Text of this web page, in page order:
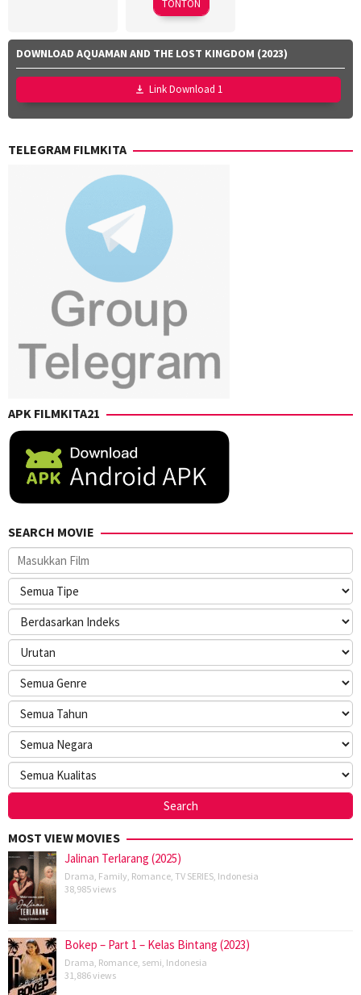
Hollynov
Mutia
Effendi,
Nurul
Ravika
TONTON
DOWNLOAD AQUAMAN AND THE LOST KINGDOM (2023)
Link Download 1
TELEGRAM FILMKITA
APK FILMKITA21
SEARCH MOVIE
MOST VIEW MOVIES
Jalinan Terlarang (2025)
Drama Family Romance TV SERIES Indonesia
38,985 views
Bokep – Part 1 – Kelas Bintang (2023)
Drama Romance semi Indonesia
31,886 views